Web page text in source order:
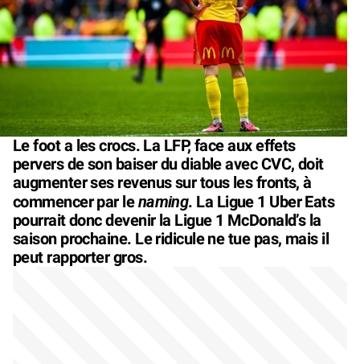
Le foot a les crocs. La LFP, face aux effets
pervers de son baiser du diable avec CVC, doit
augmenter ses revenus sur tous les fronts, à
commencer par lenaming. La Ligue 1 Uber Eats
pourrait donc devenir la Ligue 1 McDonald’s la
saison prochaine. Le ridicule ne tue pas, mais il
peut rapporter gros.